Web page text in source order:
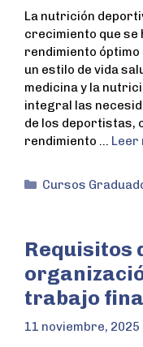
La nutrición
crecimiento que se
rendimiento óptimo
un estilo de vida
medicina y la
integral las
de los deportistas,
rendimiento … Leer
Cursos
Requisitos
trabajo
11 noviembre, 2025